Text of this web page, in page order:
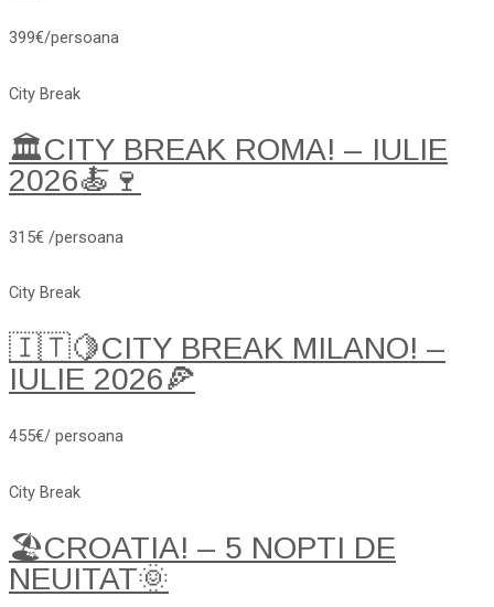
399€/persoana
City Break
🏛️CITY BREAK ROMA! – IULIE
2026🍝🍷
315€ /persoana
City Break
🇮🇹🍋CITY BREAK MILANO! –
IULIE 2026🍕
455€/ persoana
City Break
🏖️CROATIA! – 5 NOPTI DE
NEUITAT🌞